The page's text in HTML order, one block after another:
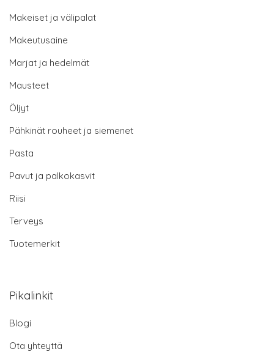
Makeiset ja välipalat
Makeutusaine
Marjat ja hedelmät
Mausteet
Öljyt
Pähkinät rouheet ja siemenet
Pasta
Pavut ja palkokasvit
Riisi
Terveys
Tuotemerkit
Pikalinkit
Blogi
Ota yhteyttä